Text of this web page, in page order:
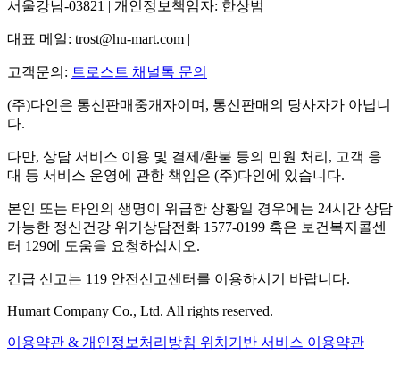
서울강남-03821 | 개인정보책임자: 한상범
대표 메일: trost@hu-mart.com |
고객문의: 트로스트 채널톡 문의
(주)다인은 통신판매중개자이며, 통신판매의 당사자가 아닙니
다.
다만, 상담 서비스 이용 및 결제/환불 등의 민원 처리, 고객 응
대 등 서비스 운영에 관한 책임은 (주)다인에 있습니다.
본인 또는 타인의 생명이 위급한 상황일 경우에는 24시간 상담
가능한 정신건강 위기상담전화 1577-0199 혹은 보건복지콜센
터 129에 도움을 요청하십시오.
긴급 신고는 119 안전신고센터를 이용하시기 바랍니다.
Humart Company Co., Ltd. All rights reserved.
이용약관 & 개인정보처리방침 위치기반 서비스 이용약관